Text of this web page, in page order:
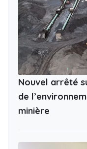
Nouvel arrêté
de
minière